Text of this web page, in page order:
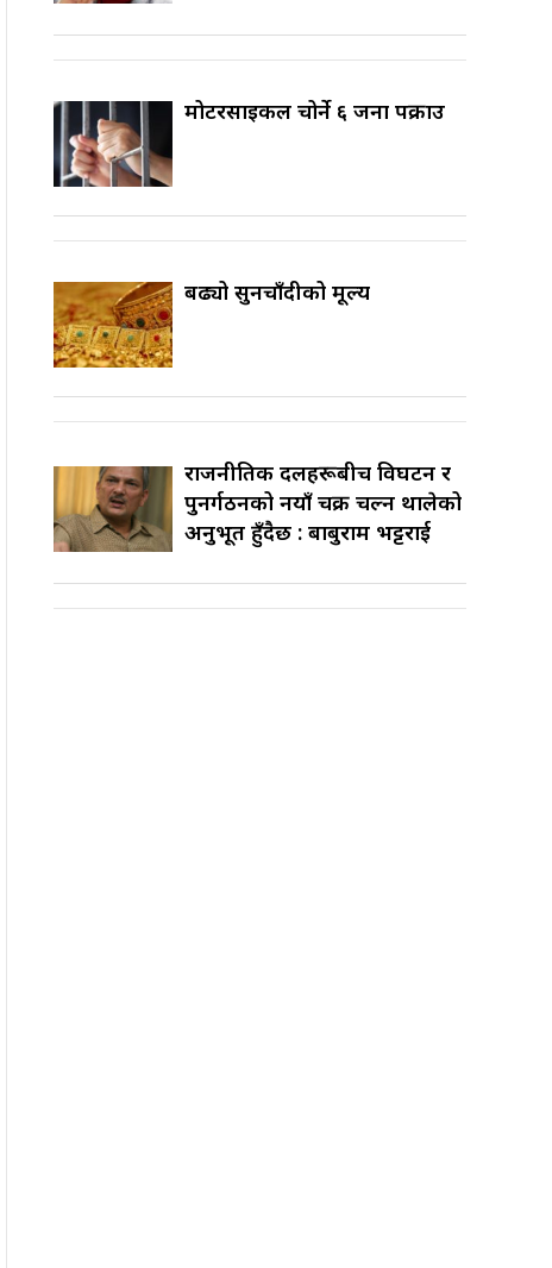
मोटरसाइकल चोर्ने ६ जना पक्राउ
बढ्यो सुनचाँदीको मूल्य
राजनीतिक दलहरूबीच विघटन र
पुनर्गठनको नयाँ चक्र चल्न थालेको
अनुभूत हुँदैछ : बाबुराम भट्टराई